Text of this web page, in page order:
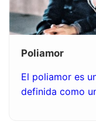
Poliamor
El poliamor es
definida como